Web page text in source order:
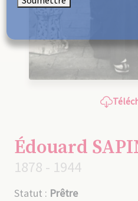
Édouard
1878 - 1944
Statut : Prêtre